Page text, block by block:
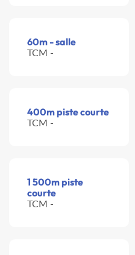
60m - salle
TCM -
400m piste courte
TCM -
1 500m piste
courte
TCM -